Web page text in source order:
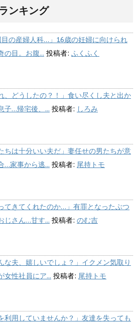
ンキング
目の産婦人科…」16歳の妊婦に向けられ
の目。お腹... 投稿者: ふくふく
、どうしたの？！」食い尽くし夫と出か
子…帰宅後、... 投稿者: しろみ
ちは十分いい夫だ」妻任せの男たちが意
…家事から逃... 投稿者: 尾持トモ
てきてくれたのか…」有罪となったぶつ
じさん…甘す... 投稿者: のむ吉
な夫、嬉しいでしょ？」イクメン気取り
女性社員にア... 投稿者: 尾持トモ
利用していませんか？」友達を失っても